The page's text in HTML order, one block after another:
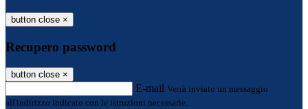
button close ×
Recupero password
button close ×
E-mail Verrà inviato un messaggio
all'indirizzo indicato con le istruzioni necessarie.